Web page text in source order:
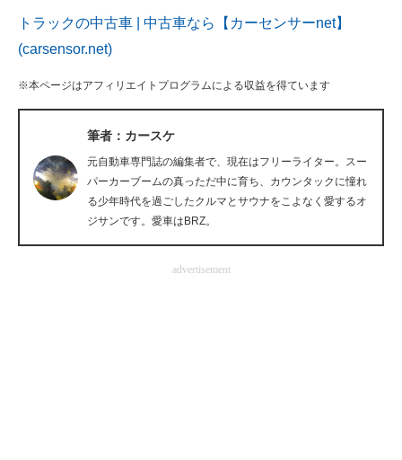
ビジネスと働き方のヒント
経営リーダーのコミュニティ
マーケ×ITの今がよく分かる
ITエンジニア向け専門サイト
トラックの中古車 | 中古車なら【カーセンサーnet】
(carsensor.net)
※本ページはアフィリエイトプログラムによる収益を得ています
筆者：カースケ
元自動車専門誌の編集者で、現在はフリーライター。スー
パーカーブームの真っただ中に育ち、カウンタックに憧れ
る少年時代を過ごしたクルマとサウナをこよなく愛するオ
ジサンです。愛車はBRZ。
advertisement